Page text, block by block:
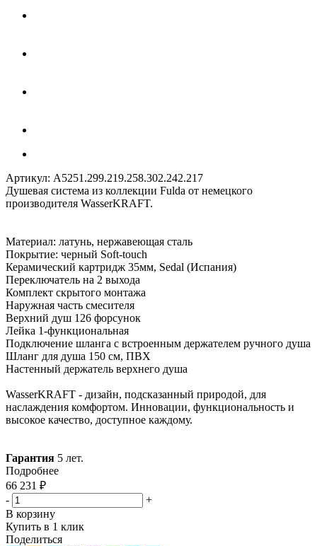
Артикул: A5251.299.219.258.302.242.217
Душевая система из коллекции Fulda от немецкого
производителя WasserKRAFT.
Материал: латунь, нержавеющая сталь
Покрытие: черный Soft-touch
Керамический картридж 35мм, Sedal (Испания)
Переключатель на 2 выхода
Комплект скрытого монтажа
Наружная часть смесителя
Верхний душ 126 форсунок
Лейка 1-функциональная
Подключение шланга с встроенным держателем ручного душа
Шланг для душа 150 см, ПВХ
Настенный держатель верхнего душа
WasserKRAFT - дизайн, подсказанный природой, для
наслаждения комфортом. Инновации, функциональность и
высокое качество, доступное каждому.
Гарантия 5 лет.
Подробнее
66 231 ₽
-
+
В корзину
Купить в 1 клик
Поделиться